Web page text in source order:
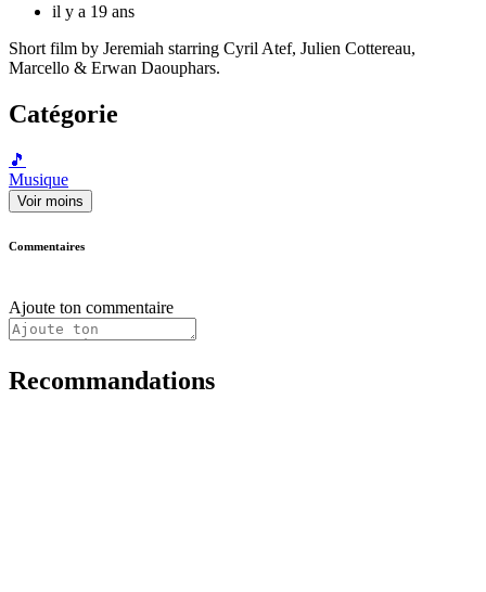
il y a 19 ans
Short film by Jeremiah starring Cyril Atef, Julien Cottereau,
Marcello & Erwan Daouphars.
Catégorie
🎵
Musique
Voir moins
Commentaires
Ajoute ton commentaire
Recommandations